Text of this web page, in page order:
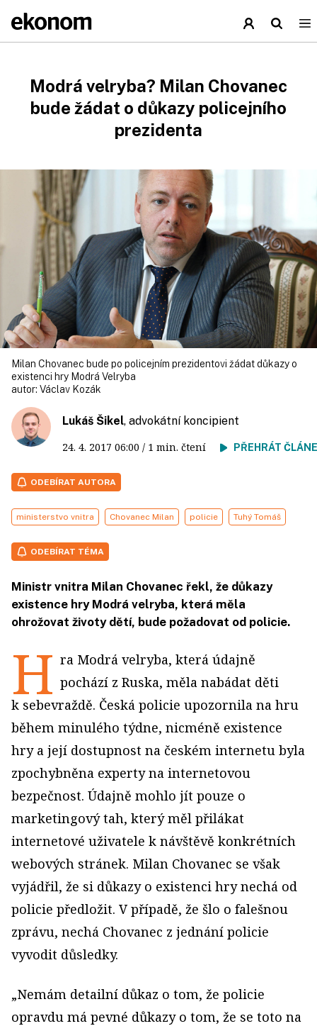
Modrá velryba? Milan Chovanec
bude žádat o důkazy policejního
prezidenta
Milan Chovanec bude po policejním prezidentovi žádat důkazy o
existenci hry Modrá Velryba
autor: Václav Kozák
Lukáš Šikel, advokátní koncipient
24. 4. 2017 06:00 / 1 min. čtení PŘEHRÁT
ODEBÍRAT AUTORA
ministerstvo vnitra Chovanec Milan policie Tuhý Tomáš
ODEBÍRAT TÉMA
Ministr vnitra Milan Chovanec řekl, že důkazy
existence hry Modrá velryba, která měla
ohrožovat životy dětí, bude požadovat od policie.
H ra Modrá velryba, která údajně
pochází z Ruska, měla nabádat děti
k sebevraždě. Česká policie upozornila na hru
během minulého týdne, nicméně existence
hry a její dostupnost na českém internetu byla
zpochybněna experty na internetovou
bezpečnost. Údajně mohlo jít pouze o
marketingový tah, který měl přilákat
internetové uživatele k návštěvě konkrétních
webových stránek. Milan Chovanec se však
vyjádřil, že si důkazy o existenci hry nechá od
policie předložit. V případě, že šlo o falešnou
zprávu, nechá Chovanec z jednání policie
vyvodit důsledky.
„Nemám detailní důkaz o tom, že policie
opravdu má pevné důkazy o tom, že se toto na